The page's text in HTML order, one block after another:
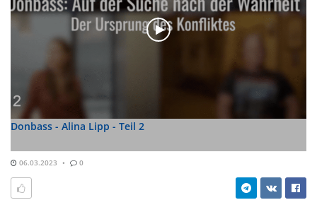
Donbass - Alina Lipp - Teil 2
06.03.2023 0